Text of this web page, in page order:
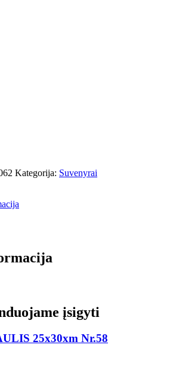
Kategorija: Suvenyrai
įsigyti
25x30xm Nr.58